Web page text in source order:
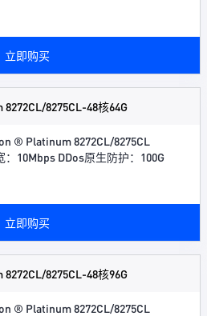
立即购买
8275CL-48核64G
® Platinum 8272CL/8275CL
：10Mbps DDos原生防护：100G
立即购买
8275CL-48核96G
® Platinum 8272CL/8275CL